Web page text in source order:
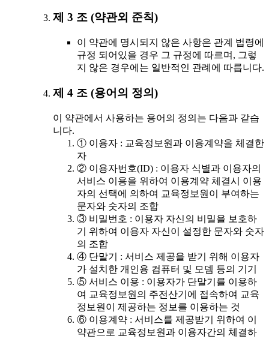
제 3 조 (약관외 준칙)
이 약관에 명시되지 않은 사항은 관계 법령에
규정 되어있을 경우 그 규정에 따르며, 그렇
지 않은 경우에는 일반적인 관례에 따릅니다.
제 4 조 (용어의 정의)
이 약관에서 사용하는 용어의 정의는 다음과 같습
니다.
① 이용자 : 교육정보원과 이용계약을 체결한
자
② 이용자번호(ID) : 이용자 식별과 이용자의
서비스 이용을 위하여 이용계약 체결시 이용
자의 선택에 의하여 교육정보원이 부여하는
문자와 숫자의 조합
③ 비밀번호 : 이용자 자신의 비밀을 보호하
기 위하여 이용자 자신이 설정한 문자와 숫자
의 조합
④ 단말기 : 서비스 제공을 받기 위해 이용자
가 설치한 개인용 컴퓨터 및 모뎀 등의 기기
⑤ 서비스 이용 : 이용자가 단말기를 이용하
여 교육정보원의 주전산기에 접속하여 교육
정보원이 제공하는 정보를 이용하는 것
⑥ 이용계약 : 서비스를 제공받기 위하여 이
약관으로 교육정보원과 이용자간의 체결하